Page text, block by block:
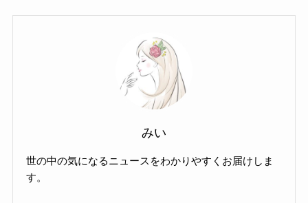
みい
世の中の気になるニュースをわかりやすくお届けしま
す。